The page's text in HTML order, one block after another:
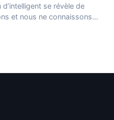
d’intelligent se révèle de
et nous ne connaissons